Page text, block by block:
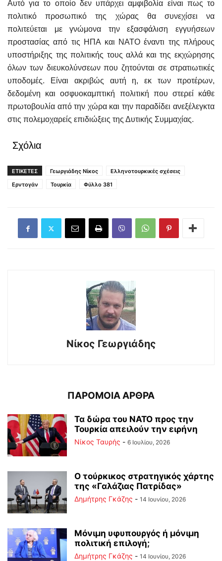
Αυτό για το οποίο δεν υπάρχει αμφιβολία είναι πως το
πολιτικό προσωπικό της χώρας θα συνεχίσει να
πολιτεύεται με γνώμονα την εξασφάλιση εγγυήσεων
προστασίας από τις ΗΠΑ και ΝΑΤΟ έναντι της πλήρους
υποστήριξης της πολιτικής τους αλλά και της εκχώρησης
όλων των διευκολύνσεων που ζητούνται σε στρατιωτικές
υποδομές. Είναι ακριβώς αυτή η, εκ των προτέρων,
δεδομένη και οσφυοκαμπτική πολιτική που στερεί κάθε
πρωτοβουλία από την χώρα και την παραδίδει ανεξέλεγκτα
στις πολεμοχαρείς επιδιώξεις της Δυτικής Συμμαχίας.
Σχόλια
ΕΤΙΚΕΤΕΣ Γεωργιάδης Νίκος
Ελληνοτουρκικές σχέσεις
Ερντογάν
Τουρκία Φύλλο 381
Νίκος Γεωργιάδης
ΠΑΡΟΜΟΙΑ ΑΡΘΡΑ
Τα δώρα του ΝΑΤΟ προς την
Τουρκία απειλούν την ειρήνη
Νίκος Ταυρής - 6 Ιουλίου, 2026
Ο τούρκικος στρατηγικός χάρτης
της «Γαλάζιας Πατρίδας»
Δημήτρης Γκάζης - 14 Ιουνίου, 2026
Μόνιμη υφυπουργός ή μόνιμη
πολιτική επιλογή;
Δημήτρης Γκάζης - 14 Ιουνίου, 2026